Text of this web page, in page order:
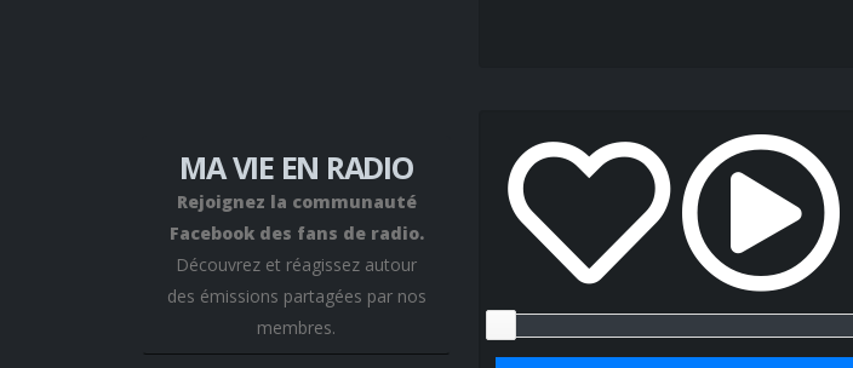
MA VIE EN RADIO
Rejoignez la communauté
Facebook des fans de radio.
Découvrez et réagissez autour
des émissions partagées par nos
membres.